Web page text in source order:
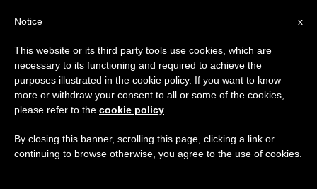
PAPA FRANCESCO
x
Notice
This website or its third party tools use cookies, which are
necessary to its functioning and required to achieve the
purposes illustrated in the cookie policy. If you want to know
more or withdraw your consent to all or some of the cookies,
please refer to the cookie policy
By closing this banner, scrolling this page, clicking a link or
continuing to browse otherwise, you agree to the use of cookies.